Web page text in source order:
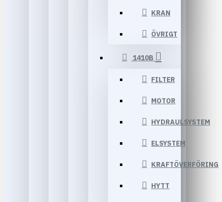
KRAN
ÖVRIGT
1410B
FILTER
MOTOR
HYDRAULSYSTEM
ELSYSTEM
KRAFTÖVERFÖRING
HYTT